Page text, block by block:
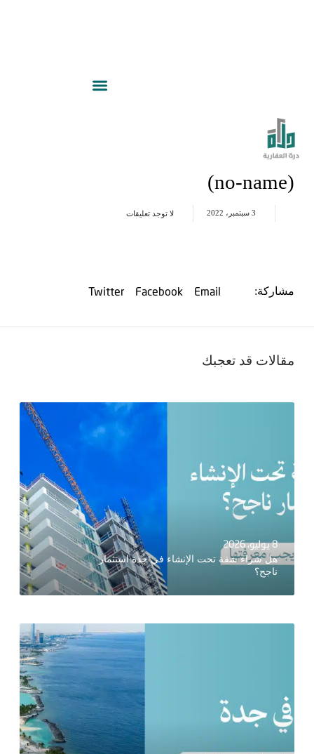
(no-name)
3 سبتمبر، 2022 لا توجد تعليقات
مشاركة: Email
Facebook
Twitter
مقالات قد تعجبك
8 يوليو، 2026
هل شراء شقة تحت الإنشاء في جدة استثمار
ناجح؟